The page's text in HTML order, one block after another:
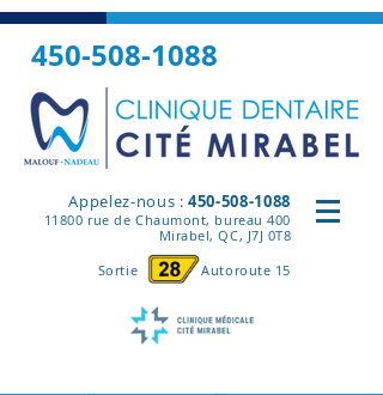
450-508-1088
Appelez-nous :450-508-1088
11800 rue de Chaumont, bureau 400
Mirabel, QC, J7J 0T8
Sortie Autoroute 15